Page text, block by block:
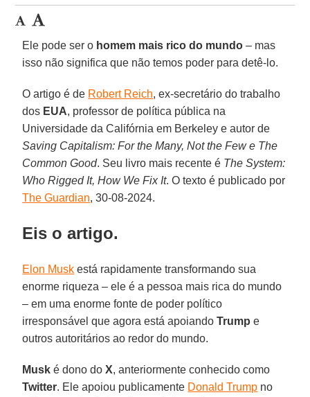
Ele pode ser o homem mais rico do mundo – mas
isso não significa que não temos poder para detê-lo.
O artigo é de Robert Reich, ex-secretário do trabalho
dos EUA, professor de política pública na
Universidade da Califórnia em Berkeley e autor de
Saving Capitalism: For the Many, Not the Few e The
Common Good. Seu livro mais recente é The System:
Who Rigged It, How We Fix It. O texto é publicado por
The Guardian, 30-08-2024.
Eis o artigo.
Elon Musk está rapidamente transformando sua
enorme riqueza – ele é a pessoa mais rica do mundo
– em uma enorme fonte de poder político
irresponsável que agora está apoiandoTrump e
outros autoritários ao redor do mundo.
Musk é dono doX, anteriormente conhecido como
Twitter. Ele apoiou publicamente Donald Trump no